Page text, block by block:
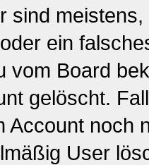
sind
ein
vom Board
gelöscht.
Account noch
User